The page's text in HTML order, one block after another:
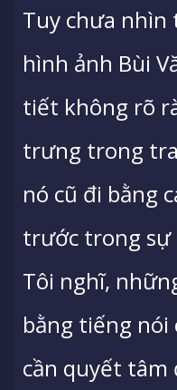
Tuy chưa nhìn
hình ảnh Bùi
tiết không rõ
trưng trong
nó cũ đi bằng
trước trong
Tôi nghĩ,
bằng tiếng
cần quyết tâm